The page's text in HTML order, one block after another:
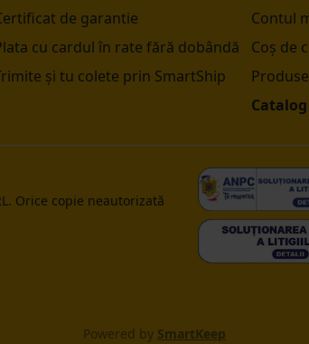
de garantie
cu cardul în rate fără dobândă
și tu colete prin SmartShip
Contul
Coș de
Orice copie neautorizată
Powered by SmartKeep